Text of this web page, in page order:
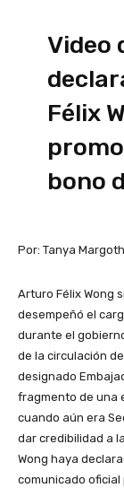
Video
Félix
bono
Por: Tanya
Arturo Félix Wong
desempeñó el
durante el
de la circulación
designado
fragmento de una
cuando aún era
dar credibilidad a
Wong haya
comunicado oficial